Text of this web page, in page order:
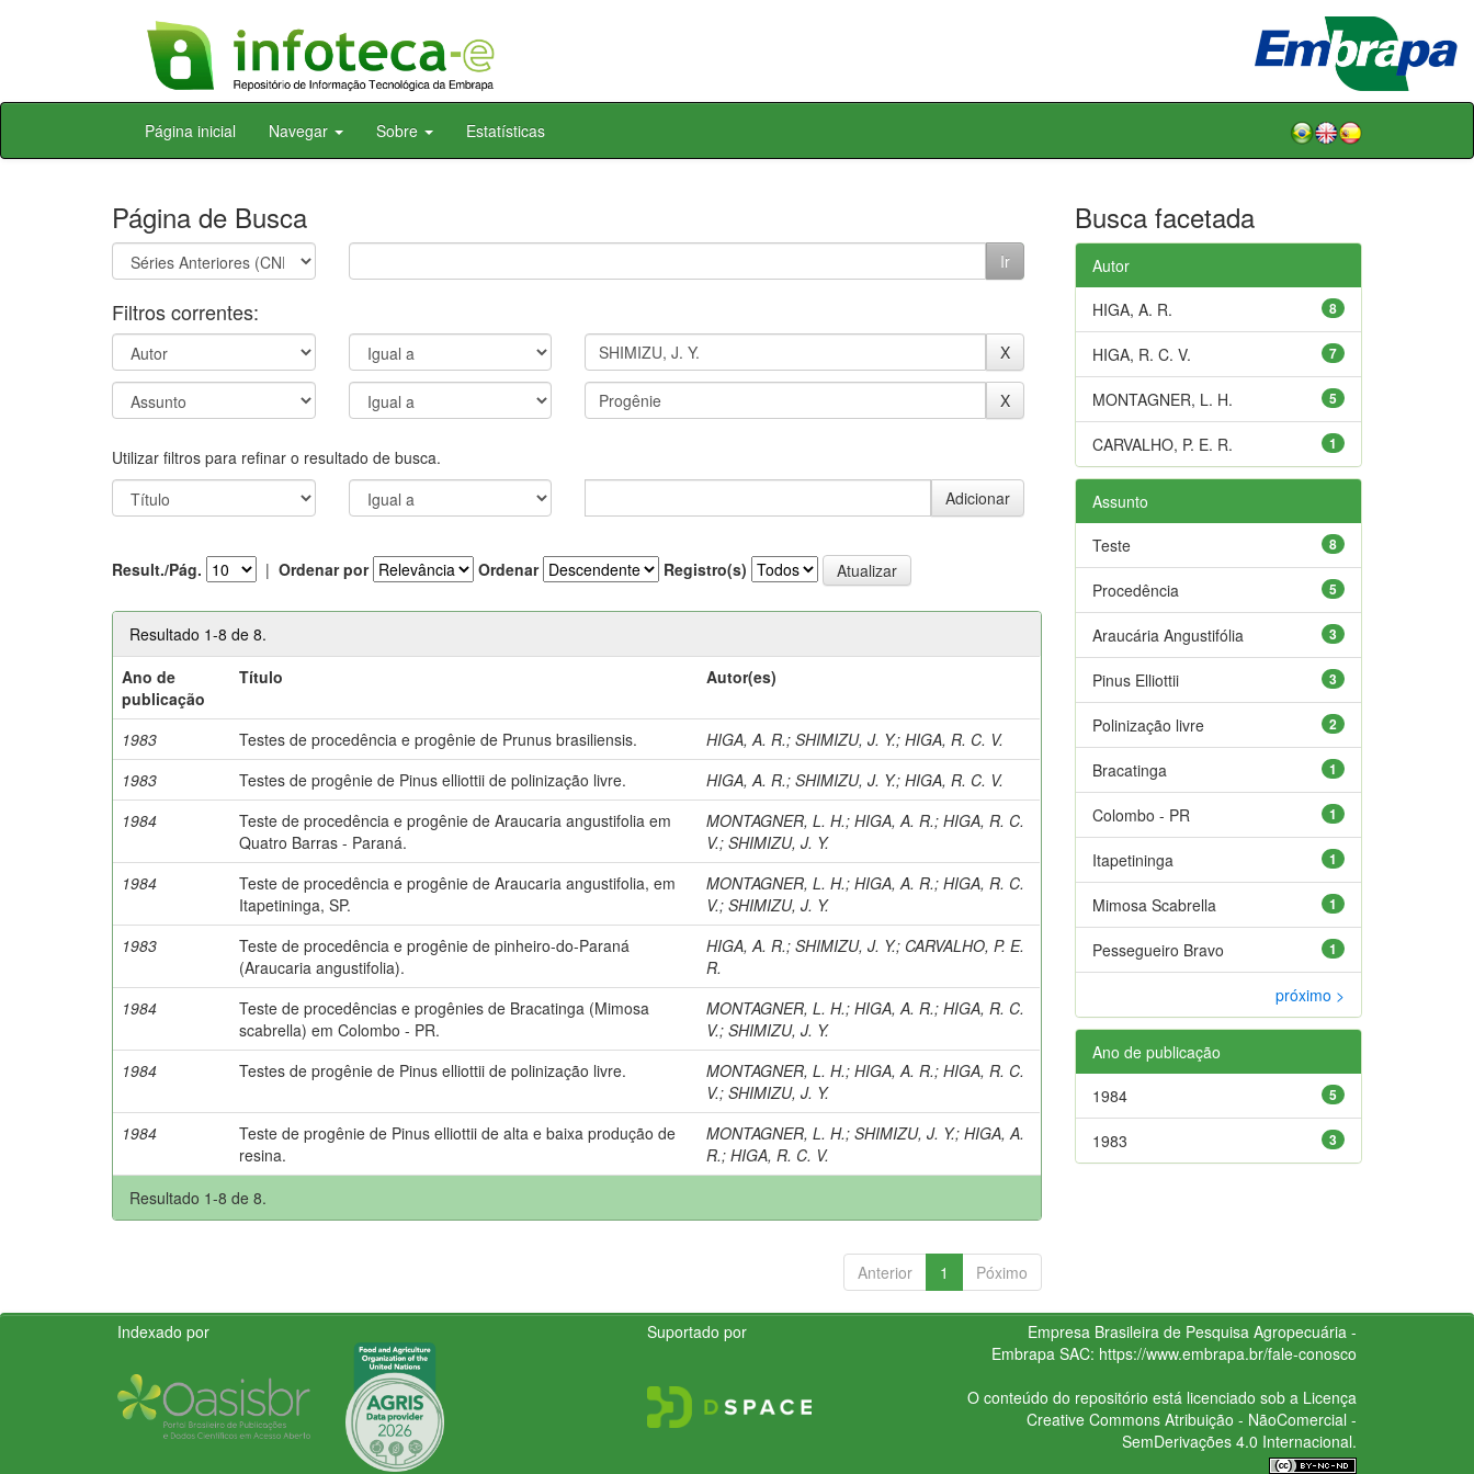
Skip
Página inicial Navegar Sobre Estatísticas
Página de Busca
Filtros correntes:
Utilizar filtros para refinar o resultado de busca.
Result./Pág. | Ordenar por Ordenar Registro(s)
Resultado 1-8 de 8.
Ano de
publicação
Título Autor(es)
1983 Testes de procedência e progênie de Prunus brasiliensis. HIGA, A. R.;SHIMIZU, J. Y.;HIGA, R. C. V.
1983
Testes de progênie de Pinus elliottii de polinização livre. HIGA, A. R.;SHIMIZU, J. Y.;HIGA, R. C. V.
1984
Teste de procedência e progênie de Araucaria angustifolia em
Quatro Barras - Paraná.
MONTAGNER, L. H.;HIGA, A. R.;HIGA, R. C.
V.;SHIMIZU, J. Y.
1984
Teste de procedência e progênie de Araucaria angustifolia, em
Itapetininga, SP.
MONTAGNER, L. H.;HIGA, A. R.;HIGA, R. C.
V.;SHIMIZU, J. Y.
1983
Teste de procedência e progênie de pinheiro-do-Paraná
(Araucaria angustifolia).
HIGA, A. R.;SHIMIZU, J. Y.; CARVALHO, P. E.
R.
1984
Teste de procedências e progênies de Bracatinga (Mimosa
scabrella) em Colombo - PR.
MONTAGNER, L. H.;HIGA, A. R.;HIGA, R. C.
V.;SHIMIZU, J. Y.
1984
Testes de progênie de Pinus elliottii de polinização livre. MONTAGNER, L. H.;HIGA, A. R.;HIGA, R. C.
V.;SHIMIZU, J. Y.
1984
Teste de progênie de Pinus elliottii de alta e baixa produção de
resina.
MONTAGNER, L. H.;SHIMIZU, J. Y.;HIGA, A.
R.;HIGA, R. C. V.
Resultado 1-8 de 8.
Anterior 1 Póximo
Busca facetada
Autor
8
HIGA, A. R.
7
HIGA, R. C. V.
5
MONTAGNER, L. H.
1
CARVALHO, P. E. R.
Assunto
8
Teste
5
Procedência
3
Araucária Angustifólia
3
Pinus Elliottii
2
Polinização livre
1
Bracatinga
1
Colombo - PR
1
Itapetininga
1
Mimosa Scabrella
1
Pessegueiro Bravo
próximo >
Ano de publicação
5
1984
3
1983
Indexado por Suportado por
Empresa Brasileira de Pesquisa Agropecuária -
Embrapa SAC: https://www.embrapa.br/fale-conosco
O conteúdo do repositório está licenciado sob a Licença
Creative CommonsAtribuição - NãoComercial -
SemDerivações 4.0 Internacional.